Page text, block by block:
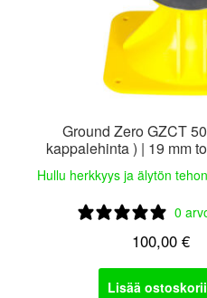
Ground Zero GZCT
kappalehinta ) | 19 mm
Hullu herkkyys ja älytön
0
100,00€
Lisää